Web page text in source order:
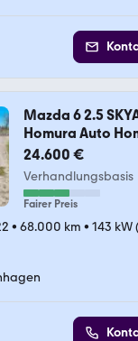
Mazda 6 2.5
Homura Auto
24.600 €
Verhandlungsbasis
Fairer Preis
• 68.000 km • 143 kW